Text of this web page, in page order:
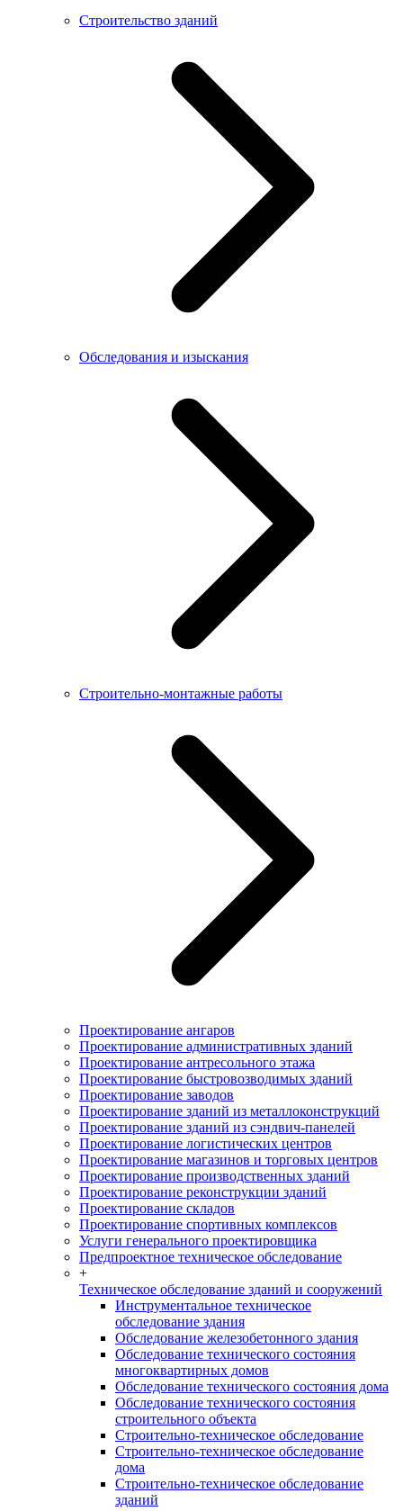
Строительство зданий
Обследования и изыскания
Строительно-монтажные работы
Проектирование ангаров
Проектирование административных зданий
Проектирование антресольного этажа
Проектирование быстровозводимых зданий
Проектирование заводов
Проектирование зданий из металлоконструкций
Проектирование зданий из сэндвич-панелей
Проектирование логистических центров
Проектирование магазинов и торговых центров
Проектирование производственных зданий
Проектирование реконструкции зданий
Проектирование складов
Проектирование спортивных комплексов
Услуги генерального проектировщика
Предпроектное техническое обследование
+
Техническое обследование зданий и сооружений
Инструментальное техническое
обследование здания
Обследование железобетонного здания
Обследование технического состояния
многоквартирных домов
Обследование технического состояния дома
Обследование технического состояния
строительного объекта
Строительно-техническое обследование
Строительно-техническое обследование
дома
Строительно-техническое обследование
зданий